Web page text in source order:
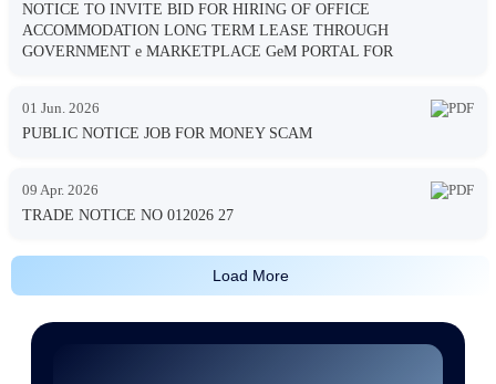
NOTICE TO INVITE BID FOR HIRING OF OFFICE
ACCOMMODATION LONG TERM LEASE THROUGH
GOVERNMENT e MARKETPLACE GeM PORTAL FOR
01 Jun. 2026
PUBLIC NOTICE JOB FOR MONEY SCAM
09 Apr. 2026
TRADE NOTICE NO 012026 27
Load More